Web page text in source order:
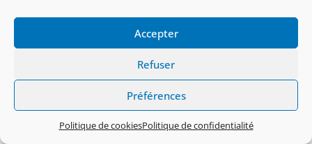
Accepter
Refuser
Préférences
Politique de cookiesPolitique de confidentialité